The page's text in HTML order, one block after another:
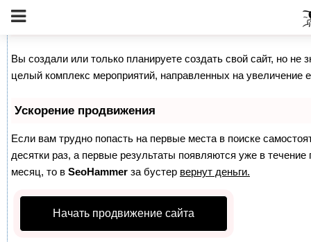
Как продвинуть сайт на первые места?
Вы создали или только планируете создать свой сайт, но не
целый комплекс мероприятий, направленных на увеличение
Ускорение продвижения
Если вам трудно попасть на первые места в поиске
десятки раз, а первые результаты появляются уже в
месяц, то в SeoHammer за бустер вернут деньги.
Начать продвижение сайта